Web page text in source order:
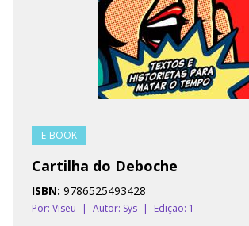
E-BOOK
Cartilha do Deboche
ISBN: 9786525493428
Por: Viseu | Autor: Sys |
Edição: 1